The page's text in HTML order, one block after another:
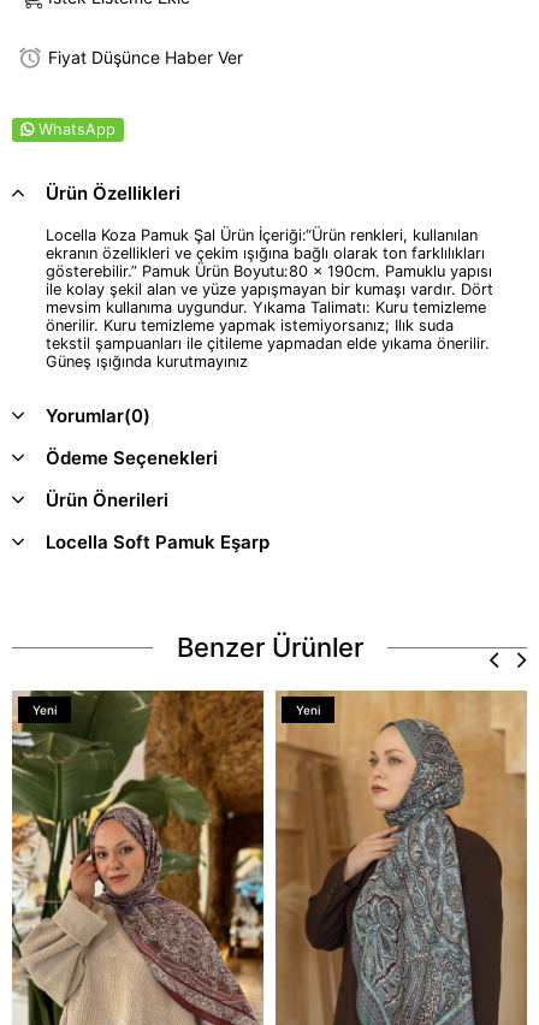
Fiyat Düşünce Haber Ver
WhatsApp
Ürün Özellikleri
Locella Koza Pamuk Şal Ürün İçeriği:“Ürün renkleri, kullanılan
ekranın özellikleri ve çekim ışığına bağlı olarak ton farklılıkları
gösterebilir.” Pamuk Ürün Boyutu:80 x 190cm. Pamuklu yapısı
ile kolay şekil alan ve yüze yapışmayan bir kumaşı vardır. Dört
mevsim kullanıma uygundur. Yıkama Talimatı: Kuru temizleme
önerilir. Kuru temizleme yapmak istemiyorsanız; Ilık suda
tekstil şampuanları ile çitileme yapmadan elde yıkama önerilir.
Güneş ışığında kurutmayınız
Yorumlar(0)
Ödeme Seçenekleri
Ürün Önerileri
Locella Soft Pamuk Eşarp
Benzer Ürünler
Yeni
Ürün
Yeni